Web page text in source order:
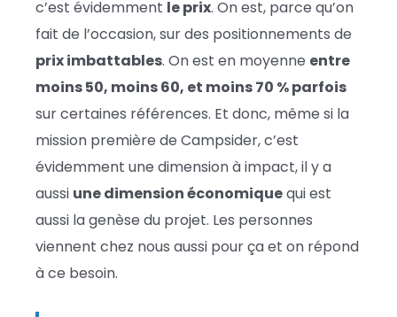
c’est évidemment le prix. On est, parce qu’on
fait de l’occasion, sur des positionnements de
prix imbattables. On est en moyenne entre
moins 50, moins 60, et moins 70 % parfois
sur certaines références. Et donc, même si la
mission première de Campsider, c’est
évidemment une dimension à impact, il y a
aussi une dimension économiquequi est
aussi la genèse du projet. Les personnes
viennent chez nous aussi pour ça et on répond
à ce besoin.